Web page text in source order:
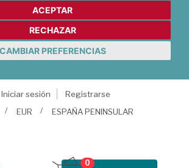
ACEPTAR
RECHAZAR
CAMBIAR PREFERENCIAS
Iniciar sesión
Registrarse
EUR ESPAÑA PENINSULAR
0